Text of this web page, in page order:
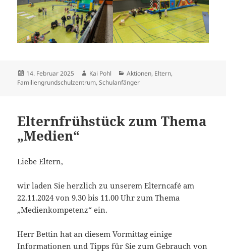
Veröffentlicht
am
14. Februar 2025 Autor
Kai Pohl Kategorien
Aktionen, Eltern,
Familiengrundschulzentrum,Schulanfänger
Elternfrühstück zum Thema
„Medien“
Liebe Eltern,
wir laden Sie herzlich zu unserem Elterncafé am
22.11.2024 von 9.30 bis 11.00 Uhr zum Thema
„Medienkompetenz“ ein.
Herr Bettin hat an diesem Vormittag einige
Informationen und Tipps für Sie zum Gebrauch von